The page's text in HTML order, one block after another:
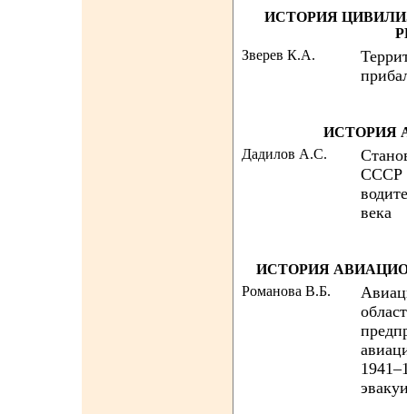
ИСТОРИЯ
Зверев К.А.
ИСТОРИЯ
Дадилов А.С.
СССР
века
ИСТОРИЯ
Романова В.Б.